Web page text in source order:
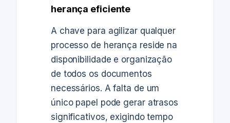
herança eficiente
A chave para agilizar qualquer
processo de herança reside na
disponibilidade e organização
de todos os documentos
necessários. A falta de um
único papel pode gerar atrasos
significativos, exigindo tempo